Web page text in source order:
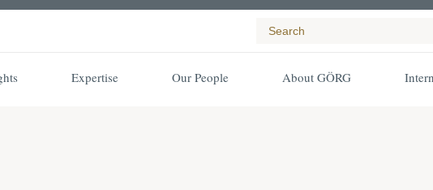
Expertise Our People About GÖRG